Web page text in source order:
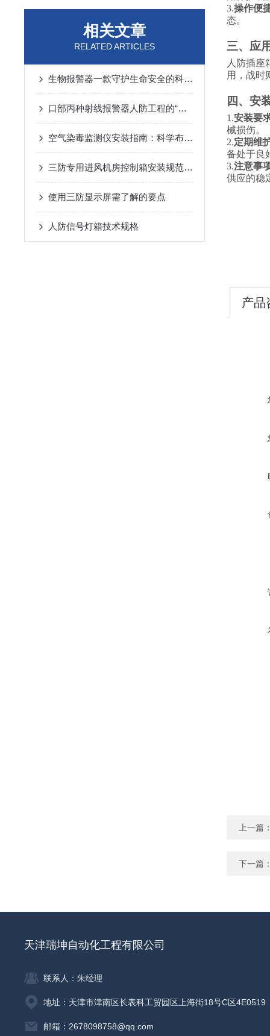
相关文章
RELATED ARTICLES
生物报警器一款守护生命安全的科技哨兵
口部丙种射线报警器人防工程的“核生化”哨兵
空气染毒监测仪安装指南：科学布局与规范操作的关键步骤
三防专用进风机房控制箱安装规范详解
使用三防显示屏需了解的要点
人防信号灯箱技术规格
3.操作便
态。
三、应
人防插座
用，战时
四、安
1.安装要
械损伤。
2.定期维
备处于良
3.注意事
供应的稳
产品
上一篇
下一篇
天津瑞坤自动化工程有限公司
联系人：朱经理
地址：天津市津南区长表科工贸园区上海街18号C区4E0519
邮箱：2678098758@qq.com